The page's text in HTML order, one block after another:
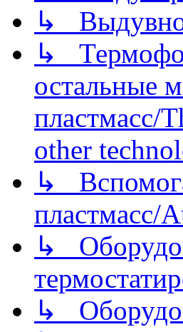
↳
↳
остальные
пластмасс/
other
↳
пластмасс/
↳
↳